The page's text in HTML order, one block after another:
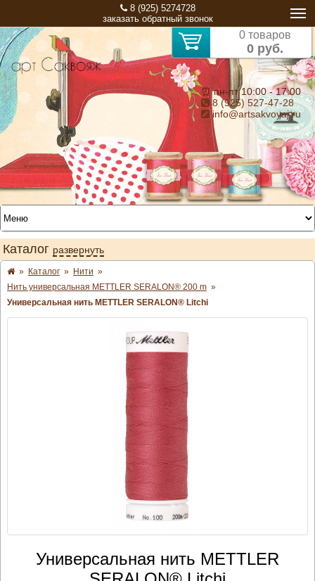
8 (925) 5274728
заказать обратный звонок
0 товаров
0 руб.
⏰ пн-пт 10:00 - 17:00
8 (925) 527-47-28
info@artsakvoyaj.ru
Каталог развернуть
» Каталог » Нити »
Нить универсальная METTLER SERALON® 200 m »
Универсальная нить METTLER SERALON® Litchi
Универсальная нить METTLER